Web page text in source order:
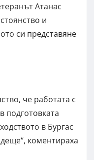
Атанас
и
си представяне
че работата с
подготовката
в Бургас
коментираха